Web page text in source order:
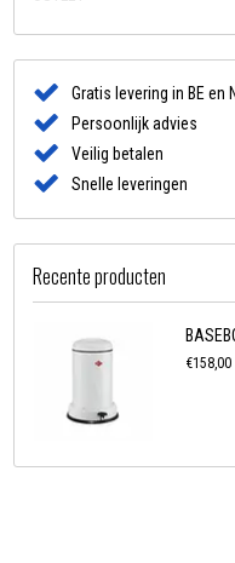
Gratis levering in BE en
Persoonlijk advies
Veilig betalen
Snelle leveringen
Recente producten
€158,00